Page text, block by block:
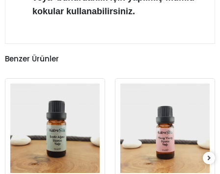
kokular kullanabilirsiniz.
Benzer Ürünler